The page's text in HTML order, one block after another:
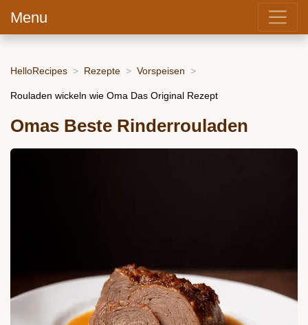
Menu
HelloRecipes Rezepte Vorspeisen
Rouladen wickeln wie Oma Das Original Rezept
Omas Beste Rinderrouladen